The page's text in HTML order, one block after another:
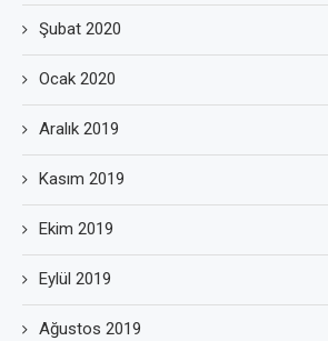
Şubat 2020
Ocak 2020
Aralık 2019
Kasım 2019
Ekim 2019
Eylül 2019
Ağustos 2019